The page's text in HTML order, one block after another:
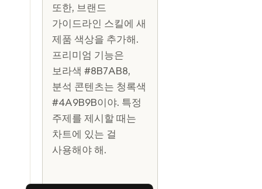
또한, 브랜드
가이드라인 스킬에 새
제품 색상을 추가해.
프리미엄 기능은
보라색 #8B7AB8,
분석 콘텐츠는 청록색
#4A9B9B이야. 특정
주제를 제시할 때는
차트에 있는 걸
사용해야 해.